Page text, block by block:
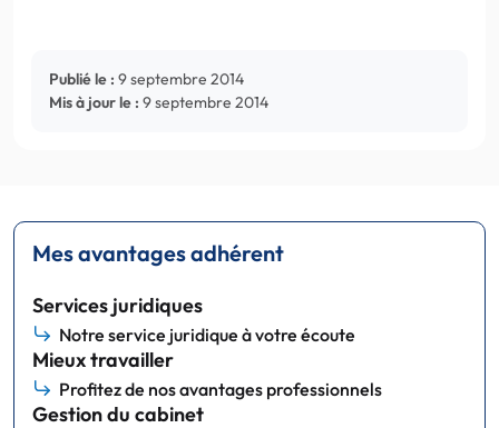
Publié le : 9 septembre 2014
Mis à jour le : 9 septembre 2014
Mes avantages adhérent
Services juridiques
Notre service juridique à votre écoute
Mieux travailler
Profitez de nos avantages professionnels
Gestion du cabinet